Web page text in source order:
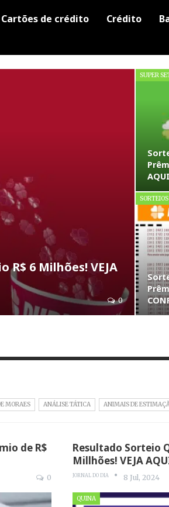
Cartões de crédito Crédito
R$ 6 Milhões! VEJA
0
SUPER
SORTEIOS
MORAES ANÁLISE TÁTICA ANIMAIS DE
de R$
0
Resultado Sorteio
Millhões! VEJA
JORNAL DO DIA 8 Jul, 2024
QUINA